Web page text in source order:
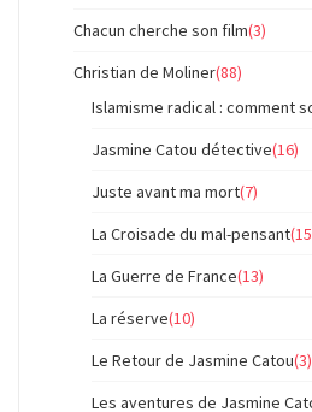
Chacun cherche son film(3)
Christian de Moliner(88)
Islamisme radical : comment
Jasmine Catou détective(16)
Juste avant ma mort(7)
La Croisade du mal-pensant
La Guerre de France(13)
La réserve(10)
Le Retour de Jasmine Catou(3)
Les aventures de Jasmine